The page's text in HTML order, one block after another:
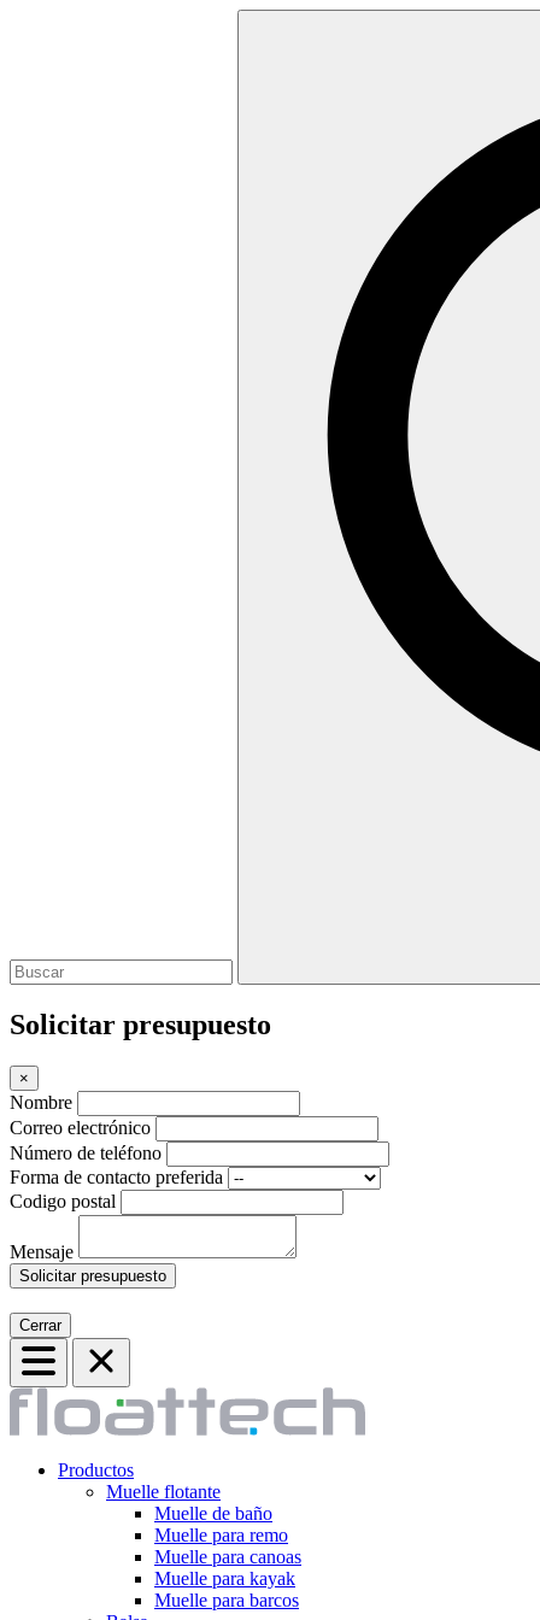
Solicitar presupuesto
×
Nombre
Correo electrónico
Número de teléfono
Forma de contacto preferida
Codigo postal
Mensaje
Solicitar presupuesto
Cerrar
Productos
Muelle flotante
Muelle de baño
Muelle para remo
Muelle para canoas
Muelle para kayak
Muelle para barcos